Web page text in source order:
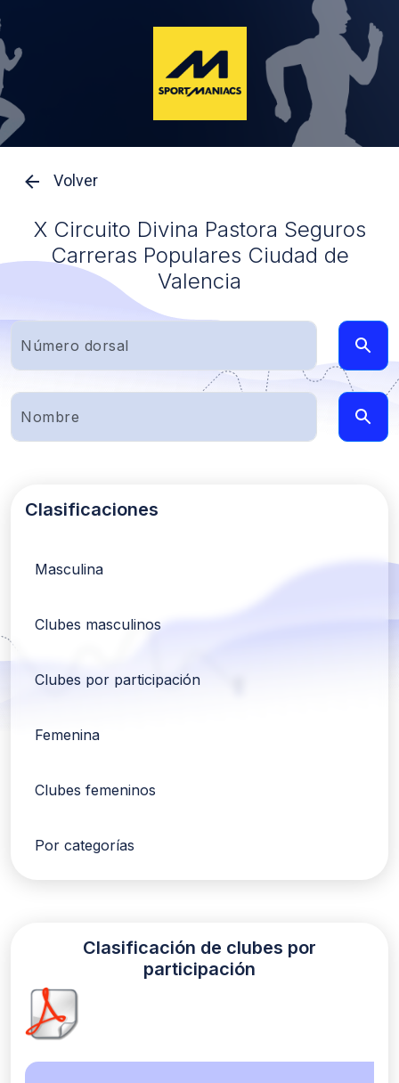
Volver
X Circuito Divina Pastora Seguros
Carreras Populares Ciudad de
Valencia
Clasificaciones
Masculina
Clubes masculinos
Clubes por participación
Femenina
Clubes femeninos
Por categorías
Clasificación de clubes por
participación